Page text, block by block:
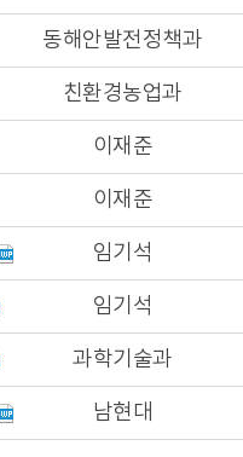
동해안발전정책과
친환경농업과
이재준
이재준
임기석
임기석
과학기술과
남현대